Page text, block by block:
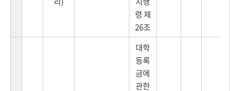
령 제
26조
대학
등록
금에
관한